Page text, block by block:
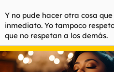
Y no pude hacer otra cosa
inmediato. Yo tampoco
que no respetan a los demás.